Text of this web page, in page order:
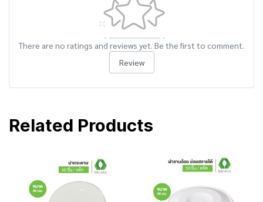
There are no ratings and reviews yet. Be the first to comment.
Review
Related Products